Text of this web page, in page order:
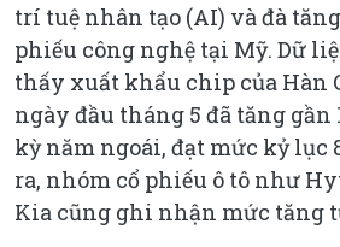
trí tuệ nhân tạo (AI) và đà
phiếu công nghệ tại Mỹ. Dữ
thấy xuất khẩu chip của Hàn
ngày đầu tháng 5 đã tăng gần
kỳ năm ngoái, đạt mức kỷ lục
ra, nhóm cổ phiếu ô tô như
Kia cũng ghi nhận mức tăng